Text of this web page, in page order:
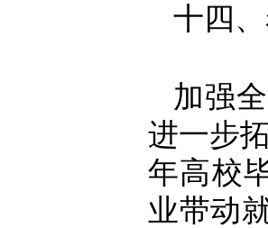
十四
加强
进一步
年高校
业带动